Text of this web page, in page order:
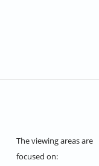
The viewing areas are
focused on: